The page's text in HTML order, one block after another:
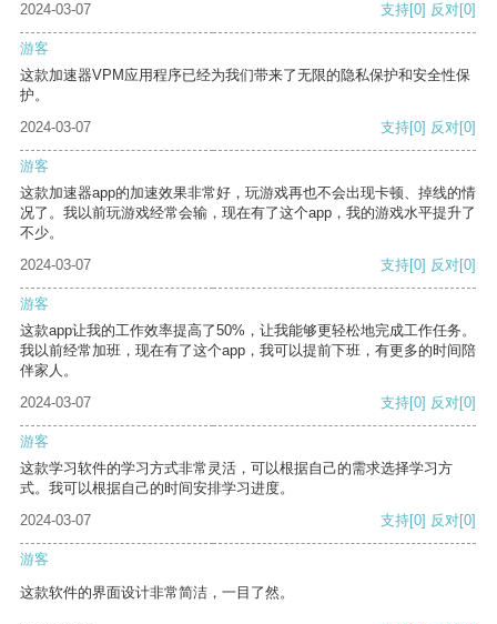
2024-03-07 支持[0] 反对[0]
游客
这款加速器VPM应用程序已经为我们带来了无限的隐私保护和安全性保
护。
2024-03-07
支持[0] 反对[0]
游客
这款加速器app的加速效果非常好，玩游戏再也不会出现卡顿、掉线的情
况了。我以前玩游戏经常会输，现在有了这个app，我的游戏水平提升了
不少。
2024-03-07
支持[0] 反对[0]
游客
这款app让我的工作效率提高了50%，让我能够更轻松地完成工作任务。
我以前经常加班，现在有了这个app，我可以提前下班，有更多的时间陪
伴家人。
2024-03-07
支持[0] 反对[0]
游客
这款学习软件的学习方式非常灵活，可以根据自己的需求选择学习方
式。我可以根据自己的时间安排学习进度。
2024-03-07
支持[0] 反对[0]
游客
这款软件的界面设计非常简洁，一目了然。